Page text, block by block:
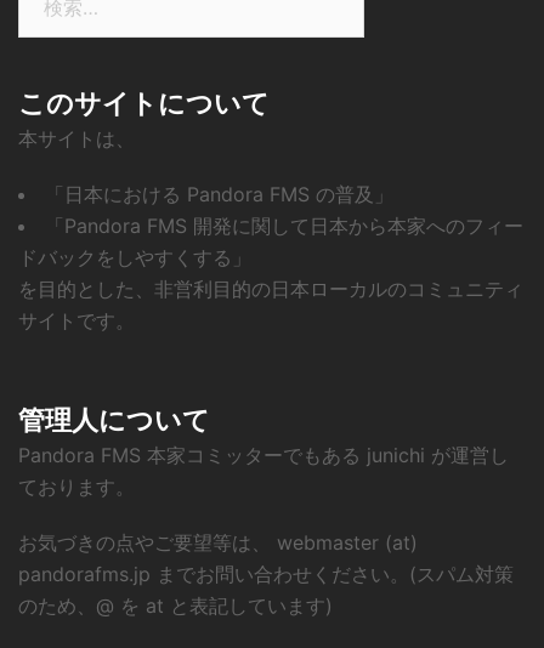
このサイトについて
本サイトは、
「日本における Pandora FMS の普及」
「Pandora FMS 開発に関して日本から本家へのフィー
ドバックをしやすくする」
を目的とした、非営利目的の日本ローカルのコミュニティ
サイトです。
管理人について
Pandora FMS 本家コミッターでもある junichi が運営し
ております。
お気づきの点やご要望等は、 webmaster (at)
pandorafms.jp までお問い合わせください。(スパム対策
のため、@ を at と表記しています)